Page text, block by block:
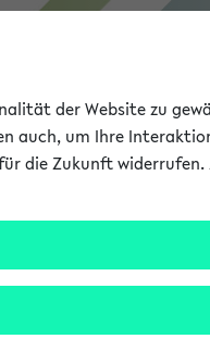
der Website zu
auch, um Ihre
die Zukunft widerrufen.